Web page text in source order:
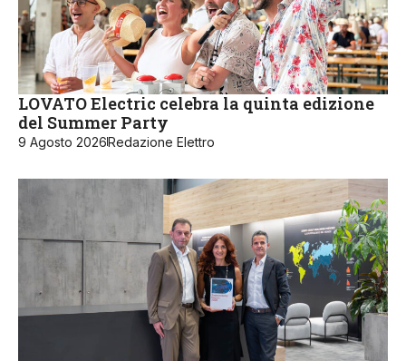
LOVATO Electric celebra la quinta edizione
del Summer Party
9 Agosto 2026Redazione Elettro